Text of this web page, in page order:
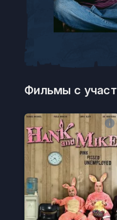
Фильмы с